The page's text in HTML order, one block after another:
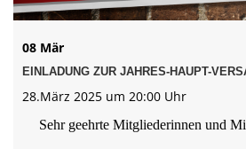
08 Mär
EINLADUNG ZUR JAHRES-HAUPT-
28.März 2025 um 20:00 Uhr
Sehr geehrte Mitgliederinnen und